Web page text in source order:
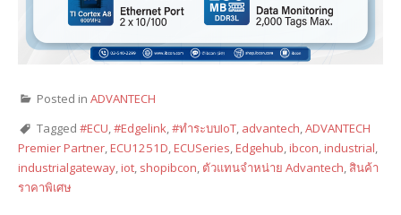
Posted in ADVANTECH
Tagged #ECU,#Edgelink,#ทำระบบIoT, advantech,ADVANTECH
Premier Partner,ECU1251D,ECUSeries,Edgehub,ibcon,industrial,
industrialgateway,iot, shopibcon, ตัวแทนจำหน่าย Advantech, สินค้า
ราคาพิเศษ